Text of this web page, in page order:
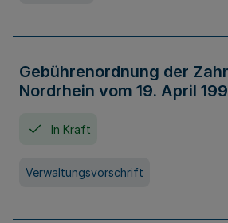
Gebührenordnung der
Nordrhein vom 19. April
In Kraft
Verwaltungsvorschrift